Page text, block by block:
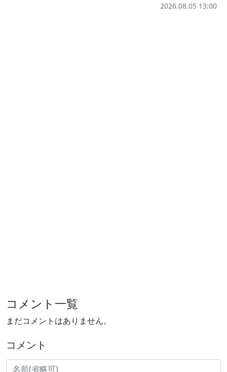
2026.08.05 13:00
コメント一覧
まだコメントはありません。
コメント